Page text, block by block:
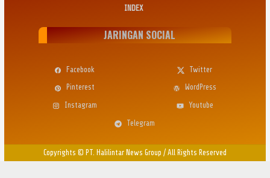
INDEX
JARINGAN SOCIAL
Facebook
Twitter
Pinterest
WordPress
Instagram
Youtube
Telegram
Copyrights © PT. Halilintar News Group / All Rights Reserved